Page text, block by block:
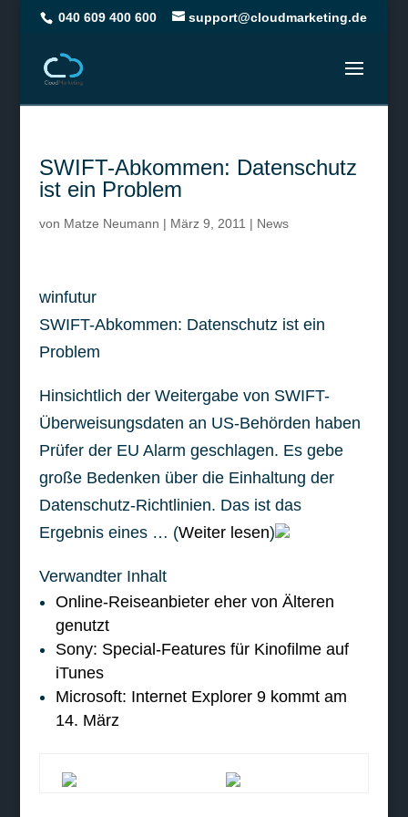
040 609 400 600 support@cloudmarketing.de
SWIFT-Abkommen: Datenschutz
ist ein Problem
von Matze Neumann | März 9, 2011 | News
winfutur
SWIFT-Abkommen: Datenschutz ist ein
Problem
Hinsichtlich der Weitergabe von SWIFT-
Überweisungsdaten an US-Behörden haben
Prüfer der EU Alarm geschlagen. Es gebe
große Bedenken über die Einhaltung der
Datenschutz-Richtlinien. Das ist das
Ergebnis eines … (Weiter lesen)
Verwandter Inhalt
Online-Reiseanbieter eher von Älteren
genutzt
Sony: Special-Features für Kinofilme auf
iTunes
Microsoft: Internet Explorer 9 kommt am
14. März